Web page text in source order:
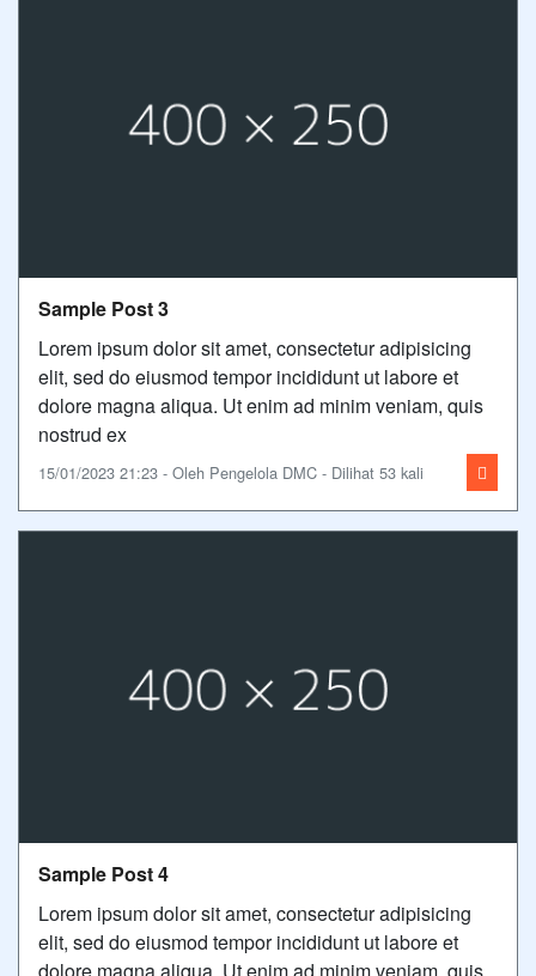
Sample Post 3
Lorem ipsum dolor sit amet, consectetur adipisicing
elit, sed do eiusmod tempor incididunt ut labore et
dolore magna aliqua. Ut enim ad minim veniam, quis
nostrud ex
15/01/2023 21:23 - Oleh Pengelola DMC - Dilihat 53 kali
Sample Post 4
Lorem ipsum dolor sit amet, consectetur adipisicing
elit, sed do eiusmod tempor incididunt ut labore et